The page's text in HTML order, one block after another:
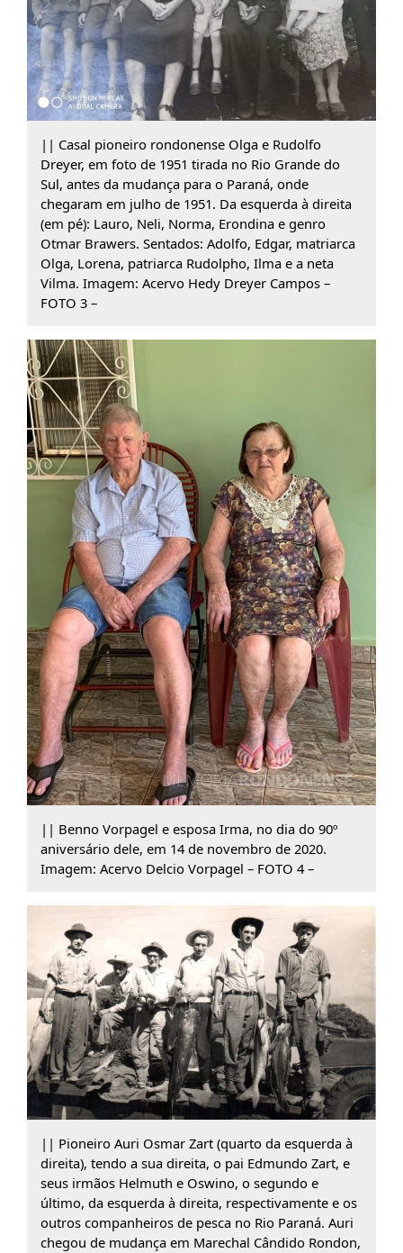
|| Casal pioneiro rondonense Olga e Rudolfo
Dreyer, em foto de 1951 tirada no Rio Grande do
Sul, antes da mudança para o Paraná, onde
chegaram em julho de 1951. Da esquerda à direita
(em pé): Lauro, Neli, Norma, Erondina e genro
Otmar Brawers. Sentados: Adolfo, Edgar, matriarca
Olga, Lorena, patriarca Rudolpho, Ilma e a neta
Vilma. Imagem: Acervo Hedy Dreyer Campos –
FOTO 3 –
|| Benno Vorpagel e esposa Irma, no dia do 90º
aniversário dele, em 14 de novembro de 2020.
Imagem: Acervo Delcio Vorpagel – FOTO 4 –
|| Pioneiro Auri Osmar Zart (quarto da esquerda à
direita), tendo a sua direita, o pai Edmundo Zart, e
seus irmãos Helmuth e Oswino, o segundo e
último, da esquerda à direita, respectivamente e os
outros companheiros de pesca no Rio Paraná. Auri
chegou de mudança em Marechal Cândido Rondon,